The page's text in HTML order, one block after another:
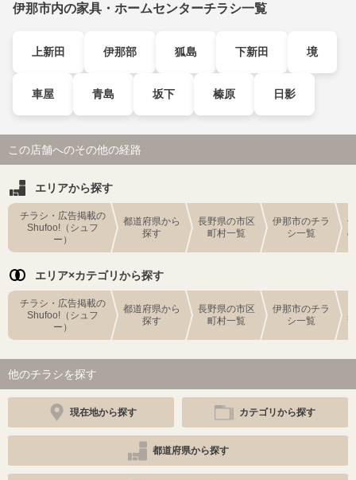
伊那市内の家具・ホームセンターチラシ一覧
上新田 伊那部 狐島 下新田 境
車屋 青島 坂下 榛原 日影
この店舗へのその他の経路
エリアから探す
チラシ・広告掲載の
Shufoo!（シュフ
ー）
都道府県から
探す
長野県の市区
町村一覧
伊那市のチラ
シ一覧
エリア×カテゴリから探す
チラシ・広告掲載の
Shufoo!（シュフ
ー）
都道府県から
探す
長野県の市区
町村一覧
伊那市のチラ
シ一覧
他のチラシを探す
現在地から探す カテゴリから探す
都道府県から探す